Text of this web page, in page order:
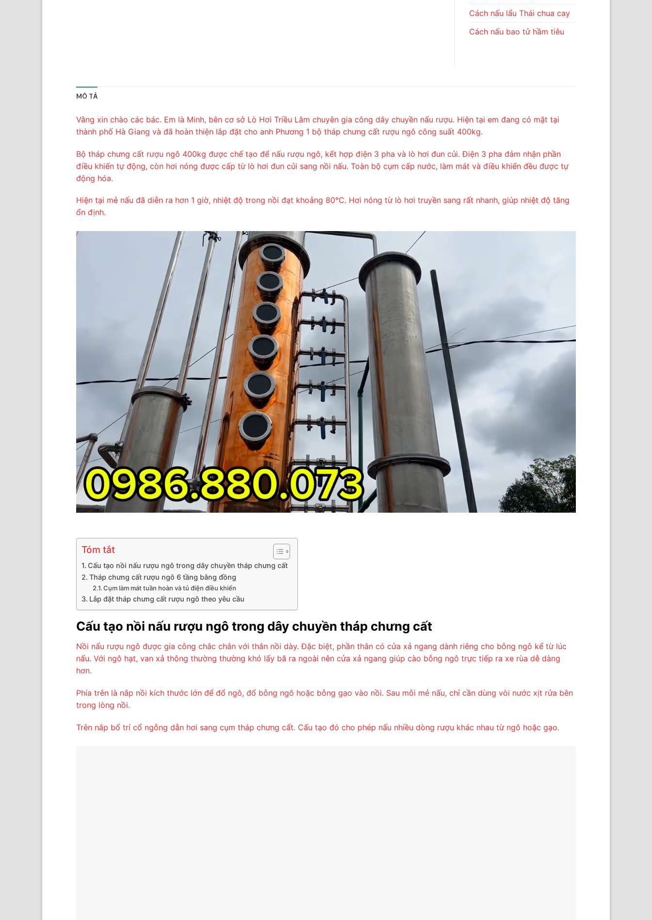
Cách nấu lẩu Thái chua cay
Cách nấu bao tử hầm tiêu
MÔ TẢ
Vâng xin chào các bác. Em là Minh, bên cơ sở Lò Hơi Triều Lâm chuyên gia công dây chuyền nấu rượu. Hiện tại em đang có mặt tại
thành phố Hà Giang và đã hoàn thiện lắp đặt cho anh Phương 1 bộ tháp chưng cất rượu ngô công suất 400kg.
Bộ tháp chưng cất rượu ngô 400kg được chế tạo để nấu rượu ngô, kết hợp điện 3 pha và lò hơi đun củi. Điện 3 pha đảm nhận phần
điều khiển tự động, còn hơi nóng được cấp từ lò hơi đun củi sang nồi nấu. Toàn bộ cụm cấp nước, làm mát và điều khiển đều được tự
động hóa.
Hiện tại mẻ nấu đã diễn ra hơn 1 giờ, nhiệt độ trong nồi đạt khoảng 80°C. Hơi nóng từ lò hơi truyền sang rất nhanh, giúp nhiệt độ tăng
ổn định.
Tóm tắt
Cấu tạo nồi nấu rượu ngô trong dây chuyền tháp chưng cất
Tháp chưng cất rượu ngô 6 tầng bằng đồng
Cụm làm mát tuần hoàn và tủ điện điều khiển
Lắp đặt tháp chưng cất rượu ngô theo yêu cầu
Cấu tạo nồi nấu rượu ngô trong dây chuyền tháp chưng cất
Nồi nấu rượu ngô được gia công chắc chắn với thân nồi dày. Đặc biệt, phần thân có cửa xả ngang dành riêng cho bỗng ngô kể từ lúc
nấu. Với ngô hạt, van xả thông thường thường khó lấy bã ra ngoài nên cửa xả ngang giúp cào bỗng ngô trực tiếp ra xe rùa dễ dàng
hơn.
Phía trên là nắp nồi kích thước lớn để đổ ngô, đổ bỗng ngô hoặc bỗng gạo vào nồi. Sau mỗi mẻ nấu, chỉ cần dùng vòi nước xịt rửa bên
trong lòng nồi.
Trên nắp bố trí cổ ngỗng dẫn hơi sang cụm tháp chưng cất. Cấu tạo đó cho phép nấu nhiều dòng rượu khác nhau từ ngô hoặc gạo.